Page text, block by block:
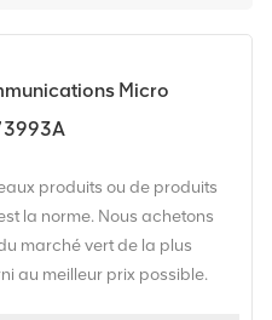
Micro
produits ou de produits
la norme. Nous achetons
marché vert de la plus
au meilleur prix possible.